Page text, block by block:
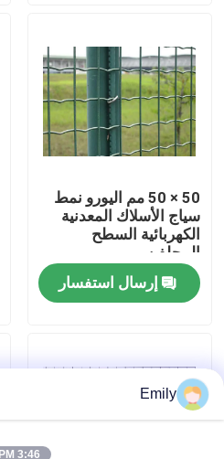
حولنا
جولة في المصنع
مراقبة الجودة
اتصل بنا
أخبار
توسيع شبكة الأسلاك المعدنية
شبكة أسلاك معدنية مثقبة
50 × 50 مم اليورو نمط
سياج الأسلاك المعدنية
الكهربائية السطح
المجلفن
إرسال استفسار
Emily
3:46 PM